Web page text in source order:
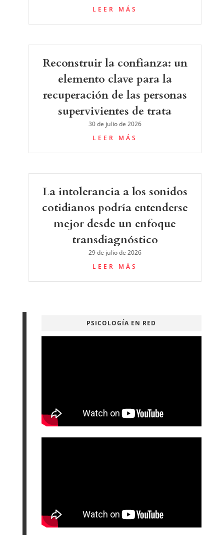
LEER MÁS
Reconstruir la confianza: un
elemento clave para la
recuperación de las personas
supervivientes de trata
30 de julio de 2026
LEER MÁS
La intolerancia a los sonidos
cotidianos podría entenderse
mejor desde un enfoque
transdiagnóstico
29 de julio de 2026
LEER MÁS
PSICOLOGÍA EN RED